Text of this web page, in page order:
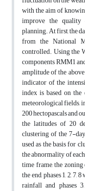
with the aim of
improve the
planning. At first, the
from the National
controlled. Using the
components RMM1
amplitude of the
indicator of the
index is based on
meteorological fields,
200 hectopascals and
the latitudes of 20
clustering of the 7-
used as the basis for
the abnormality of
time frame, the
the end, phases 1, 2,
rainfall and phases